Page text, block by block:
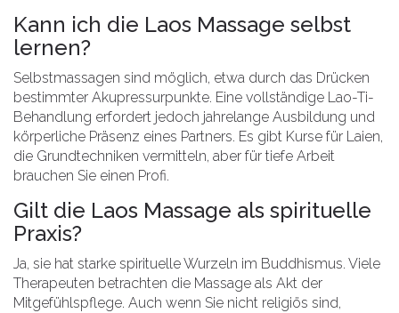
Kann ich die Laos Massage selbst
lernen?
Selbstmassagen sind möglich, etwa durch das Drücken
bestimmter Akupressurpunkte. Eine vollständige Lao-Ti-
Behandlung erfordert jedoch jahrelange Ausbildung und
körperliche Präsenz eines Partners. Es gibt Kurse für Laien,
die Grundtechniken vermitteln, aber für tiefe Arbeit
brauchen Sie einen Profi.
Gilt die Laos Massage als spirituelle
Praxis?
Ja, sie hat starke spirituelle Wurzeln im Buddhismus. Viele
Therapeuten betrachten die Massage als Akt der
Mitgefühlspflege. Auch wenn Sie nicht religiös sind,